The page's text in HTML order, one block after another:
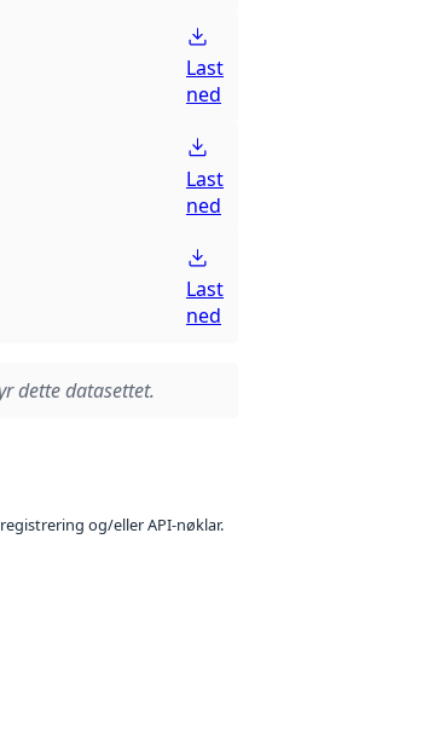
Last
ned
Last
ned
Last
ned
dette datasettet.
og/eller API-nøklar.